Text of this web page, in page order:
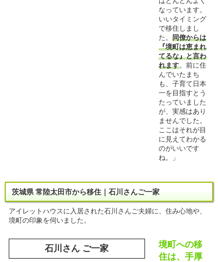
なっています。
いいタイミング
で移住しまし
た。 同僚からは
『境町は恵まれ
てるな』と言わ
れます。前に住
んでいたまち
も、子育て日本
一を目指すとう
たっていました
が、実感はあり
ませんでした。
ここはそれが目
に見えてわかる
のがいいです
ね。」
茨城県 常陸太田市から移住｜石川さんご一家
アイレットハウスに入居された石川さんご夫婦に、住み心地や、
境町の印象を伺いました。
石川さん ご一家
境町への移
住は、手厚